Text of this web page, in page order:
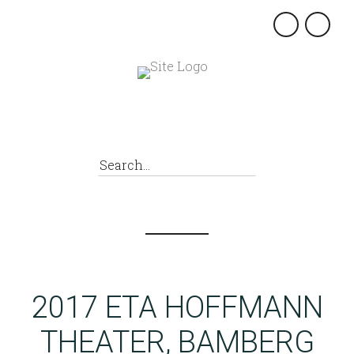
×
2017 ETA HOFFMANN
THEATER, BAMBERG